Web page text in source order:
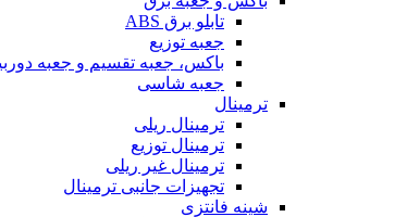
تابلو برق ABS
جعبه توزیع
باکس، جعبه تقسیم و جعبه
جعبه شاسی
ترمینال
ترمینال ریلی
ترمینال توزیع
ترمینال غیر ریلی
تجهیزات جانبی ترمینال
شینه فانتزی